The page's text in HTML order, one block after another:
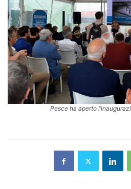
Pesce ha aperto